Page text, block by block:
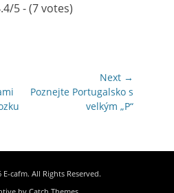
5 - (7 votes)
Next →
Next
Poznejte Portugalsko s
velkým „P“
E-cafm. All Rights Reserved.